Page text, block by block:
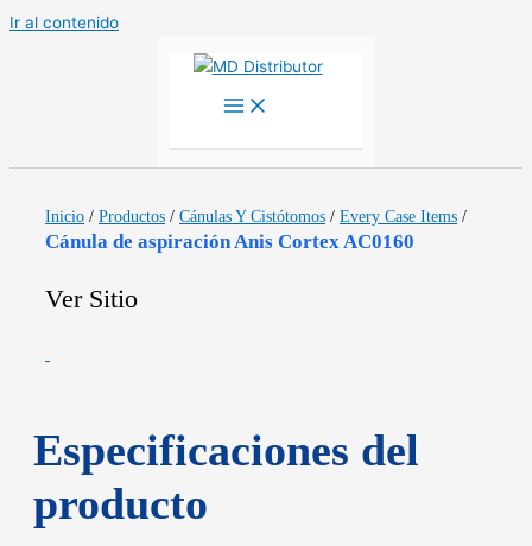
Ir al contenido
Inicio / Productos / Cánulas Y Cistótomos / Every Case Items /
Cánula de aspiración Anis Cortex AC0160
Ver Sitio
Especificaciones del
producto